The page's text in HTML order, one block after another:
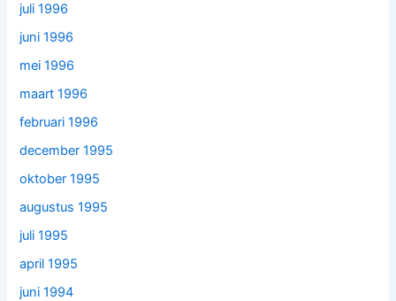
juli 1996
juni 1996
mei 1996
maart 1996
februari 1996
december 1995
oktober 1995
augustus 1995
juli 1995
april 1995
juni 1994